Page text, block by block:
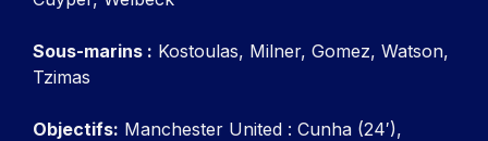
Sous-marins : Kostoulas, Milner, Gomez, Watson,
Tzimas
Objectifs: Manchester United : Cunha (24′),